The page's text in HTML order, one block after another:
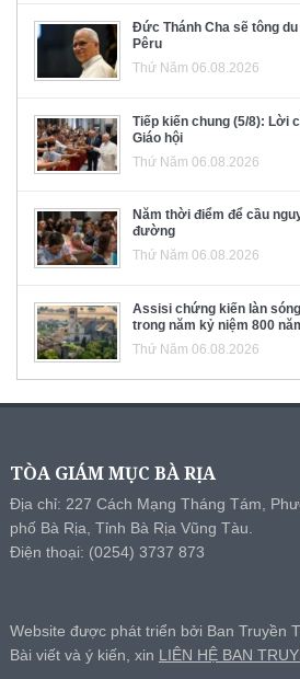
Đức Thánh Cha sẽ tông
Pêru
Thứ Năm 06.08.2026
Tiếp kiến chung (5/8): Lời
Giáo hội
Thứ Năm 06.08.2026
Năm thời điểm để cầu
đường
Thứ Năm 06.08.2026
Assisi chứng kiến làn
trong năm kỷ niệm 800
Thứ Năm 06.08.2026
TÒA GIÁM MỤC BÀ RỊA
Địa chỉ: 227 Cách Mạng Tháng Tám,
phố Bà Rịa, Tỉnh Bà Rịa Vũng Tàu.
Điện thoại: (0254) 3737 873
Website được phát triển bởi Ban Truyền
Bài viết và ý kiến, xin LIÊN HỆ BAN